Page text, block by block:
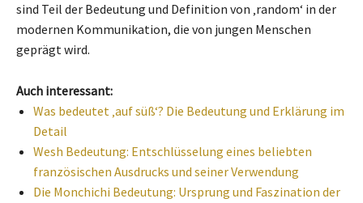
sind Teil der Bedeutung und Definition von ‚random‘ in der
modernen Kommunikation, die von jungen Menschen
geprägt wird.
Auch interessant:
Was bedeutet ‚auf süß‘? Die Bedeutung und Erklärung im
Detail
Wesh Bedeutung: Entschlüsselung eines beliebten
französischen Ausdrucks und seiner Verwendung
Die Monchichi Bedeutung: Ursprung und Faszination der